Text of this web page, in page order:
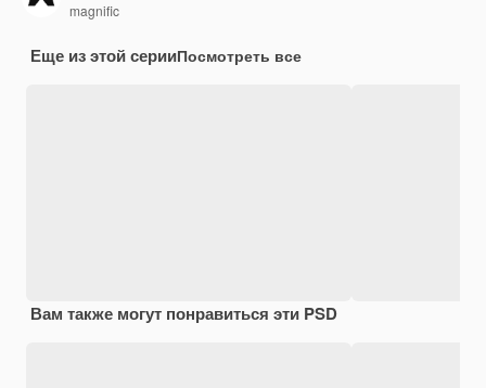
magnific
Еще из этой серииПосмотреть все
Вам также могут понравиться эти PSD